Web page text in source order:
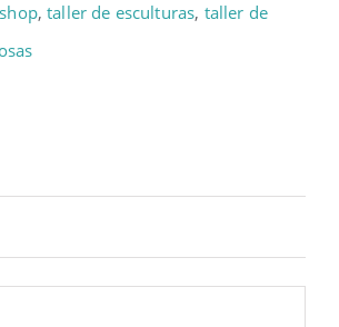
,taller de esculturas, taller de